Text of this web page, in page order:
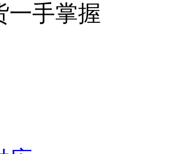
一手掌握